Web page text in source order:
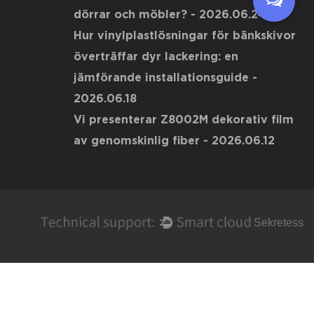
dörrar och möbler?- 2026.06.24
Hur vinylplastlösningar för bänkskivor
överträffar dyr lackering: en
jämförande installationsguide -
2026.06.18
Vi presenterar Z8002M dekorativ film
av genomskinlig fiber - 2026.06.12
Sekretess